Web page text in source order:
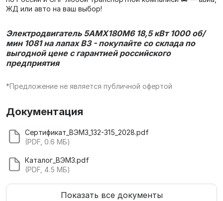
ЖД или авто на ваш выбор!
Электродвигатель 5АМХ180M6 18,5 кВт 1000 об/
мин 1081 на лапах В3 - покупайте со склада по
выгодной цене с гарантией российского
предприятия
*Предложение не является публичной офертой
Документация
Сертификат_ВЭМЗ_132-315_2028.pdf
(PDF, 0.6 МБ)
Каталог_ВЭМЗ.pdf
(PDF, 4.5 МБ)
Показать все документы